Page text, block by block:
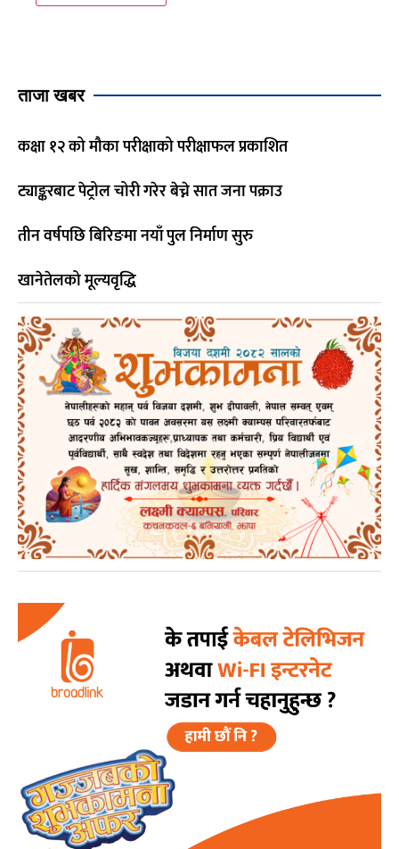
ताजा खबर
कक्षा १२ को मौका परीक्षाको परीक्षाफल प्रकाशित
ट्याङ्करबाट पेट्रोल चोरी गरेर बेच्ने सात जना पक्राउ
तीन वर्षपछि बिरिङमा नयाँ पुल निर्माण सुरु
खानेतेलको मूल्यवृद्धि